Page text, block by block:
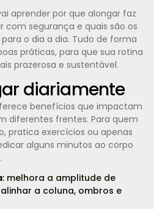
aprender por que alongar faz
segurança e quais são os
o dia a dia. Tudo de forma
práticas, para que sua rotina
prazerosa e sustentável.
diariamente
benefícios que impactam
diferentes frentes. Para quem
pratica exercícios ou apenas
alguns minutos ao corpo
: melhora a amplitude de
a coluna, ombros e